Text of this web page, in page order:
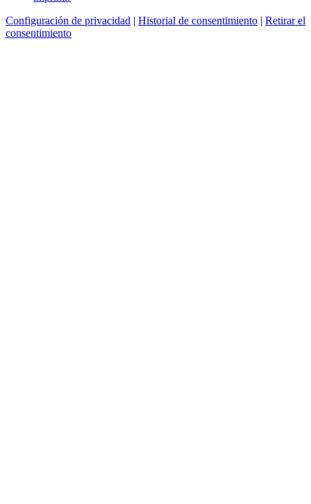
Configuración de privacidad | Historial de consentimiento | Retirar el
consentimiento